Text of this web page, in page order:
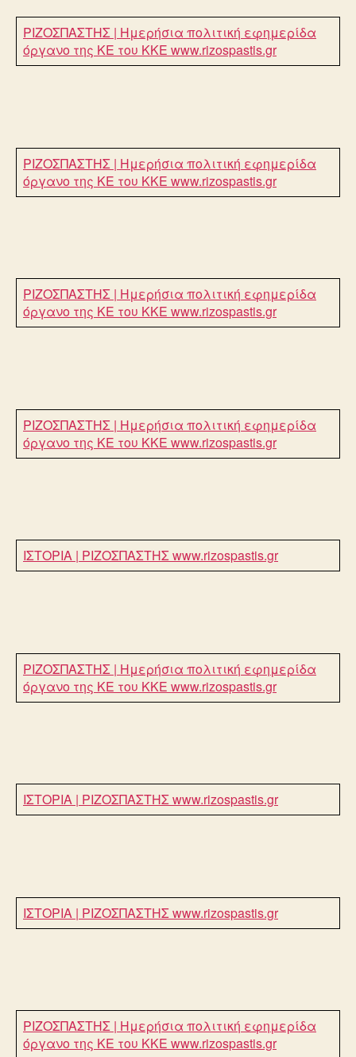
ΡΙΖΟΣΠΑΣΤΗΣ | Ημερήσια πολιτική εφημερίδα
όργανο της ΚΕ του ΚΚΕ www.rizospastis.gr
ΡΙΖΟΣΠΑΣΤΗΣ | Ημερήσια πολιτική εφημερίδα
όργανο της ΚΕ του ΚΚΕ www.rizospastis.gr
ΡΙΖΟΣΠΑΣΤΗΣ | Ημερήσια πολιτική εφημερίδα
όργανο της ΚΕ του ΚΚΕ www.rizospastis.gr
ΡΙΖΟΣΠΑΣΤΗΣ | Ημερήσια πολιτική εφημερίδα
όργανο της ΚΕ του ΚΚΕ www.rizospastis.gr
ΙΣΤΟΡΙΑ | ΡΙΖΟΣΠΑΣΤΗΣwww.rizospastis.gr
ΡΙΖΟΣΠΑΣΤΗΣ | Ημερήσια πολιτική εφημερίδα
όργανο της ΚΕ του ΚΚΕ www.rizospastis.gr
ΙΣΤΟΡΙΑ | ΡΙΖΟΣΠΑΣΤΗΣwww.rizospastis.gr
ΙΣΤΟΡΙΑ | ΡΙΖΟΣΠΑΣΤΗΣwww.rizospastis.gr
ΡΙΖΟΣΠΑΣΤΗΣ | Ημερήσια πολιτική εφημερίδα
όργανο της ΚΕ του ΚΚΕ www.rizospastis.gr